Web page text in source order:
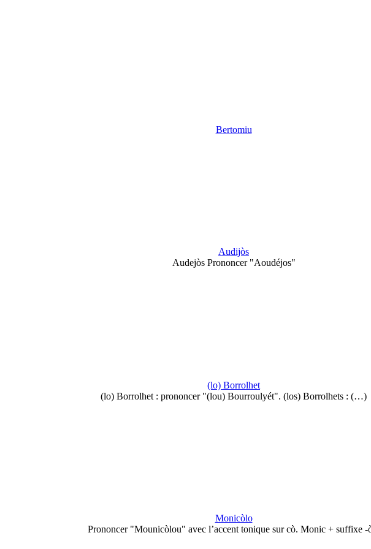
Bertomiu
Audijòs
Audejòs Prononcer "Aoudéjos"
(lo) Borrolhet
(lo) Borrolhet : prononcer "(lou) Bourroulyét". (los) Borrolhets : (…)
Monicòlo
Prononcer "Mounicòlou" avec l’accent tonique sur cò. Monic + suffixe -